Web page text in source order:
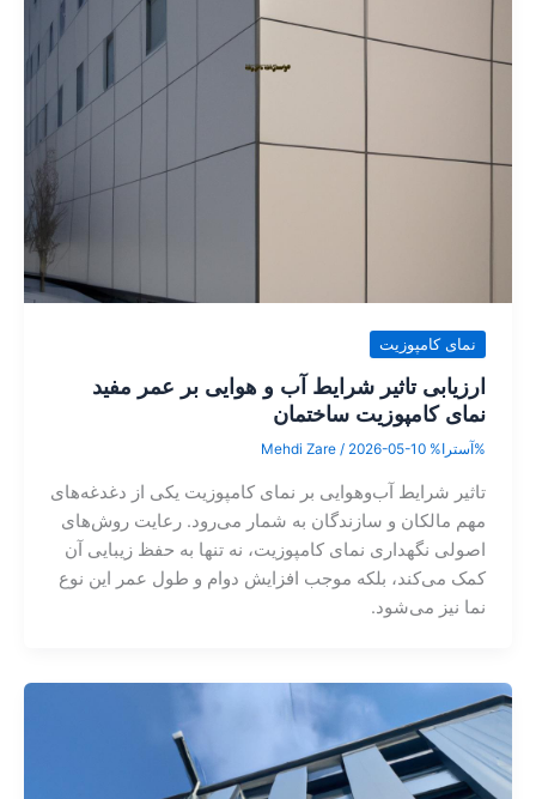
نمای کامپوزیت
ارزیابی تاثیر شرایط آب و هوایی بر عمر مفید
نمای کامپوزیت ساختمان
%آسترا% Mehdi Zare/ 2026-05-10
تاثیر شرایط آب‌وهوایی بر نمای کامپوزیت یکی از دغدغه‌های
مهم مالکان و سازندگان به شمار می‌رود. رعایت روش‌های
اصولی نگهداری نمای کامپوزیت، نه تنها به حفظ زیبایی آن
کمک می‌کند، بلکه موجب افزایش دوام و طول عمر این نوع
نما نیز می‌شود.